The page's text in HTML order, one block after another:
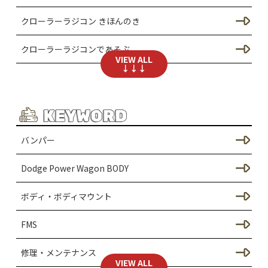
VIEW ALL
↓↓↓
クローラーラジコン きほんのき
クローラーラジコンであそぶ
KEYWORD
VIEW ALL
バンパー
Dodge Power Wagon BODY
ボディ・ボディマウント
FMS
修理・メンテナンス